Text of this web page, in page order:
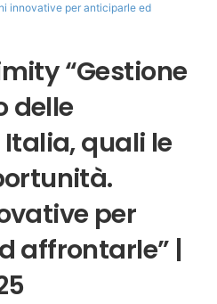
innovative per anticiparle ed
“Gestione
delle
quali le
per
affrontarle” |